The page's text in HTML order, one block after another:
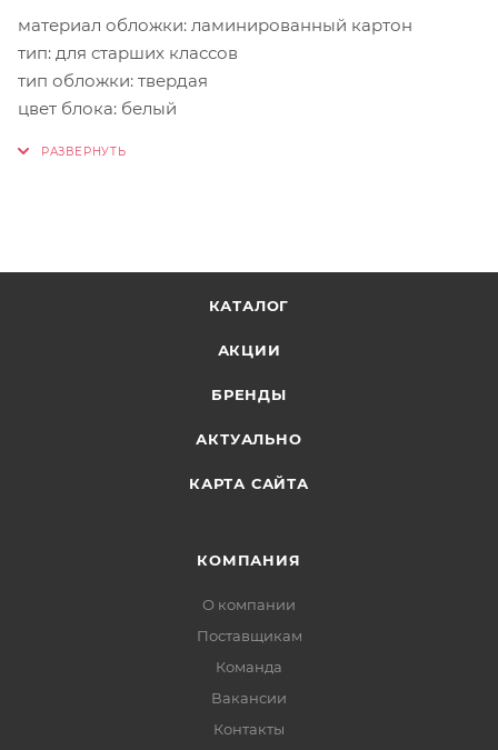
материал обложки: ламинированный картон
тип: для старших классов
тип обложки: твердая
цвет блока: белый
КАТАЛОГ
АКЦИИ
БРЕНДЫ
АКТУАЛЬНО
КАРТА САЙТА
КОМПАНИЯ
О компании
Поставщикам
Команда
Вакансии
Контакты